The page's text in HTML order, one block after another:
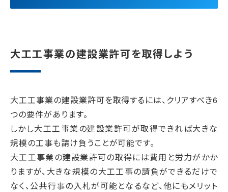
大工工事業の建設業許可を取得しよう
大工工事業の建設業許可を取得するには、クリアすべき6
つの要件があります。
しかし大工工事業の建設業許可が取得できれば大きな
規模の工事も請け負うことが可能です。
大工工事業の建設業許可の取得には費用と労力がかか
りますが、大きな規模の大工工事の請負ができるだけで
なく、公共行事の入札が可能となるなど、他にもメリット